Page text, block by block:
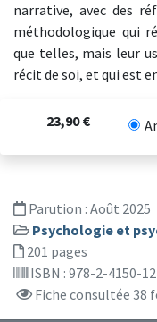
narrative, avec des
méthodologique qui
que telles, mais leur
récit de soi, et qui est
23,90 €
Parution : Août 2025
Psychologie et
201 pages
ISBN : 978-2-4150-
Fiche consultée 38